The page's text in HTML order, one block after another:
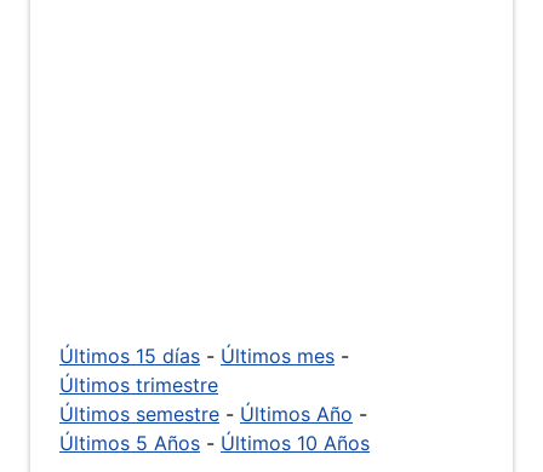
Últimos 15 días - Últimos mes -
Últimos trimestre
Últimos semestre - Últimos Año -
Últimos 5 Años - Últimos 10 Años